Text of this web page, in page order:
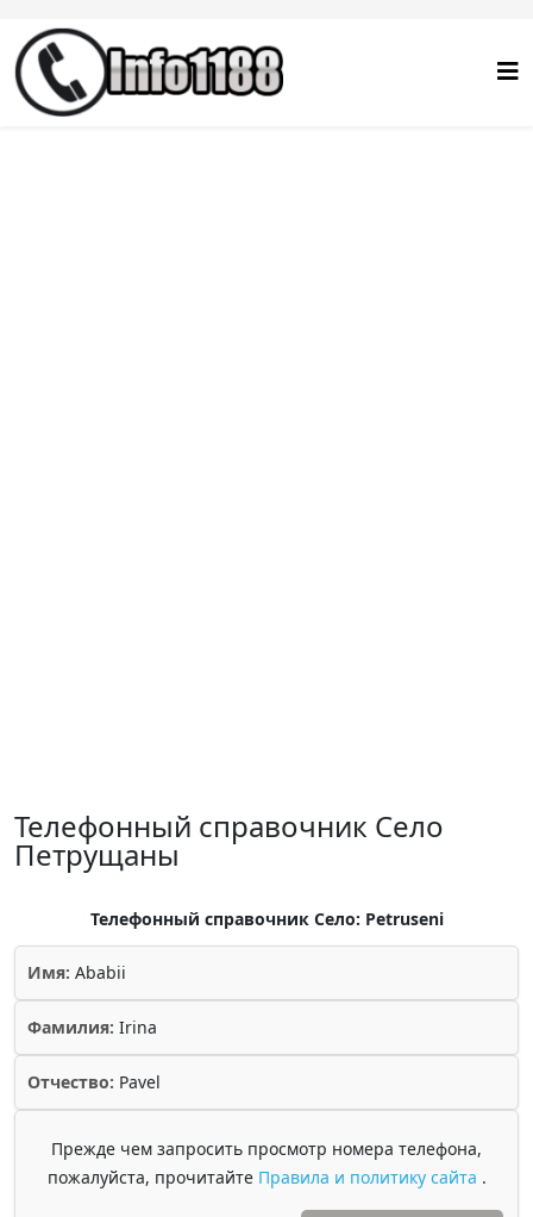
Телефонный справочник Село
Петрущаны
Телефонный справочник Село: Petruseni
Имя: Ababii
Фамилия: Irina
Отчество: Pavel
Прежде чем запросить просмотр номера телефона,
пожалуйста, прочитайте Правила и политику сайта .